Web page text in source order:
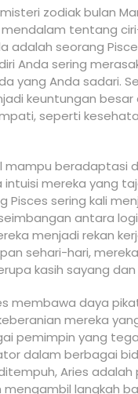
zodiak bulan
tentang
adalah seorang
Anda sering
yang Anda sadari.
keuntungan
seperti
mampu beradaptasi
intuisi mereka yang
Pisces sering kali
antara
menjadi rekan
sehari-hari,
kasih sayang
membawa daya
mereka
pemimpin yang
dalam berbagai
Aries
langkah